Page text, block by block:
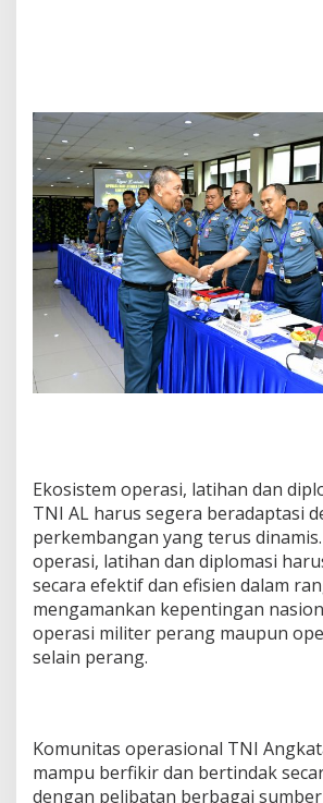
Ekosistem operasi, latihan dan
TNI AL harus segera beradaptasi
perkembangan yang terus
operasi, latihan dan diplomasi
secara efektif dan efisien dalam
mengamankan kepentingan
operasi militer perang maupun
selain perang.
Komunitas operasional TNI
mampu berfikir dan bertindak
dengan pelibatan berbagai sumber